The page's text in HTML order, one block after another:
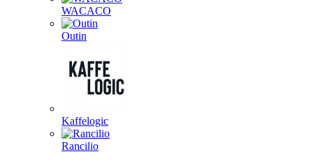
WACACO
Outin
Kaffelogic
Rancilio